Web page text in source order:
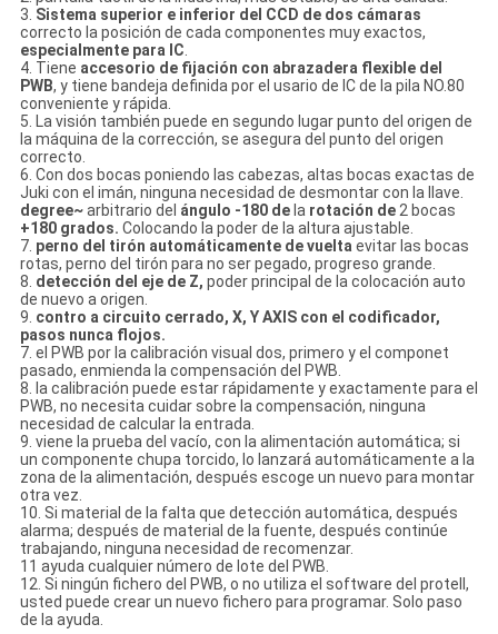
3. Sistema superior e inferior del CCD de dos cámaras
correcto la posición de cada componentes muy exactos,
especialmente para IC.
4. Tiene accesorio de fijación con abrazadera flexible del
PWB, y tiene bandeja definida por el usario de IC de la pila NO.80
conveniente y rápida.
5. La visión también puede en segundo lugar punto del origen de
la máquina de la corrección, se asegura del punto del origen
correcto.
6. Con dos bocas poniendo las cabezas, altas bocas exactas de
Juki con el imán, ninguna necesidad de desmontar con la llave.
degree~arbitrario del ángulo -180 dela rotación de2 bocas
+180 grados. Colocando la poder de la altura ajustable.
7. perno del tirón automáticamente de vueltaevitar las bocas
rotas, perno del tirón para no ser pegado, progreso grande.
8. detección del eje de Z, poder principal de la colocación auto
de nuevo a origen.
9. contro a circuito cerrado, X, Y AXIS con el codificador,
pasos nunca flojos.
7. el PWB por la calibración visual dos, primero y el componet
pasado, enmienda la compensación del PWB.
8. la calibración puede estar rápidamente y exactamente para el
PWB, no necesita cuidar sobre la compensación, ninguna
necesidad de calcular la entrada.
9. viene la prueba del vacío, con la alimentación automática; si
un componente chupa torcido, lo lanzará automáticamente a la
zona de la alimentación, después escoge un nuevo para montar
otra vez.
10. Si material de la falta que detección automática, después
alarma; después de material de la fuente, después continúe
trabajando, ninguna necesidad de recomenzar.
11 ayuda cualquier número de lote del PWB.
12. Si ningún fichero del PWB, o no utiliza el software del protell,
usted puede crear un nuevo fichero para programar. Solo paso
de la ayuda.